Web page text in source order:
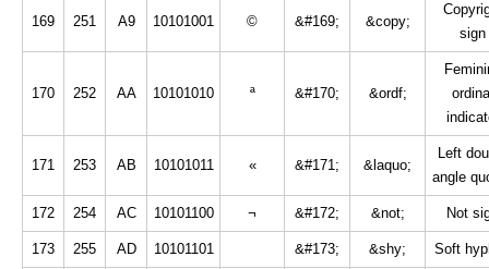
169 251 A9 10101001 © &#169; &copy;
sign
170 252 AA 10101010 ª &#170; &ordf;
171 253 AB 10101011 « &#171; &laquo;
Left
angle
172 254 AC 10101100 ¬ &#172; &not; Not
173 255 AD 10101101 &#173; &shy; Soft